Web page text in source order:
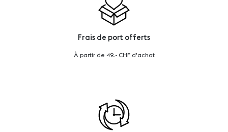
Frais de port offerts
À partir de 49.- CHF d'achat